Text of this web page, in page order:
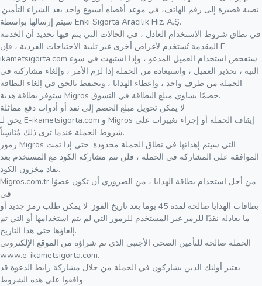
نصية قصيرة إلى رقم الهاتف، في موعد أقصاه أسبوع واحد بعد الشراء التأمين.
سيتم إرسالها بواسطة Enki Sigorta Aracılık Hiz. A.Ş.
في نطاق شروط الاستخدام العادل ، في الحالات التي يتم فيها تحديد أن الخدمة
المقدمة تُستخدم لأغراض أخرى غير تلبية الاحتياجات الفردية ، فإن E-
ikametsigorta.com ستفحص استخدام العميل المدعو ، وإذا اشتبهت في سوء
النية ، تحذير العميل ، واستبعاده من الحملة إذا لزم الأمر ، وإلغاء مشاركته في
الحملة من طرف واحد ، وإعطاء الهدايا ، ويحتفظ بالحق في إلغاء البطاقة.
ستوفر بطاقة هدية Migros خصمًا يساوي مبلغ البطاقة في التسوق.
لا يمكن تحويل مبلغ الخصم إلى نقد أو أدوات دفع مماثلة
يحق لـ E-ikametsigorta.com و Migros إيقاف الحملة أو إجراء تغييرات على
شروط الحملة عندما ترى ذلك مُنَاسِباً.
رموز Migros التي سيتم إهدائها في نطاق الحملة محدودة. حتى إذا تمت
الموافقة على المشاركة في الحملة ، فلن تتم مشاركة الكود مع المستخدم بعد
نفاد مخزون الكود.
Migros.com.tr من أجل استخدام بطاقة الهدايا ، من الضروري أن تكون عضوًا
في
بطاقات الهدايا صالحة لمدة 45 يوما بعد تاريخ الفوز. لا يمكن طلب رمز جديد أو
ما يعادله نقدًا للرمز غير المستخدم للرموز التي لم يتم استخدامها أو التي تم
إلغاؤها حتى هذا التاريخ.
الحملة صالحة للتأمين الصحي الأجنبي الذي تم شراؤه من الموقع الإلكتروني
www.e-ikametsigorta.com.
يعتبر أولئك الذين يشاركون في الحملة من خلال مشاركة رابط الدعوة قد
وافقوا على هذه الشروط.